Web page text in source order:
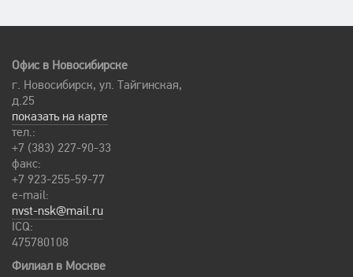
Офис в Новосибирске
г. Новосибирск, ул. Тайгинская,
д.25
показать на карте
тел.:
+7 (383) 227-90-33
факс:
+7 923-255-59-77
e-mail:
nvst-nsk@mail.ru
ICQ:
475780108
Филиал в Москве